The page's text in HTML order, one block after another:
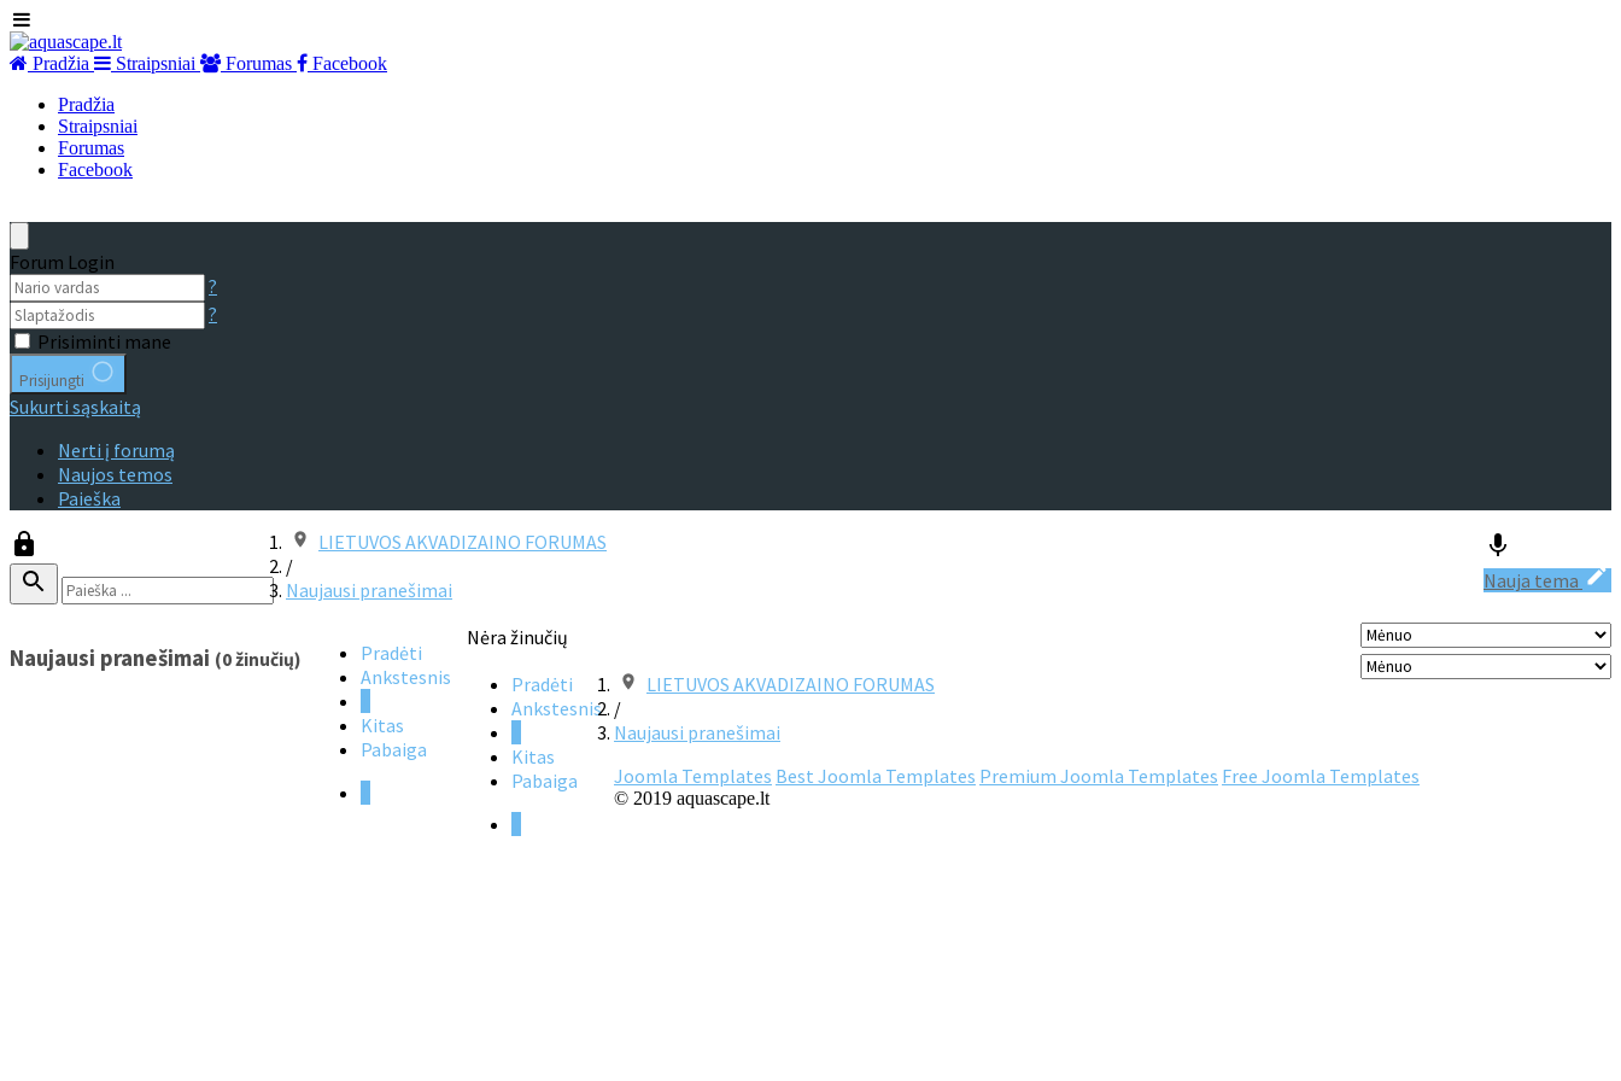
Pradžia Straipsniai Forumas
Facebook
Pradžia
Straipsniai
Forumas
Facebook
Forum Login
?
?
Prisiminti mane
Prisijungti
Sukurti sąskaitą
Nerti į forumą
Naujos temos
Paieška
Nauja tema
LIETUVOS AKVADIZAINO FORUMAS
/
Naujausi pranešimai
Naujausi pranešimai (0 žinučių)
Pradėti
Ankstesnis
Kitas
Pabaiga
Nėra žinučių
Pradėti
Ankstesnis
Kitas
Pabaiga
LIETUVOS AKVADIZAINO FORUMAS
/
Naujausi pranešimai
Joomla Templates Best Joomla Templates Premium Joomla Templates Free Joomla Templates
© 2019 aquascape.lt